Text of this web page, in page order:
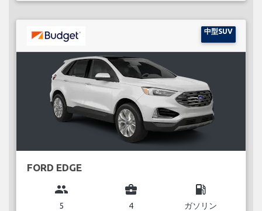
中型SUV
FORD EDGE
group
5
business_center
4
local_gas_station
ガソリン